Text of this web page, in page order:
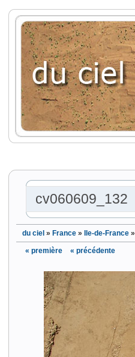
cv060609_132
du ciel » France » Ile-de-France »
« première « précédente